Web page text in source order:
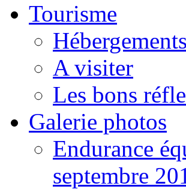
Tourisme
Hébergements
A visiter
Les bons
Galerie photos
Endurance
septembre